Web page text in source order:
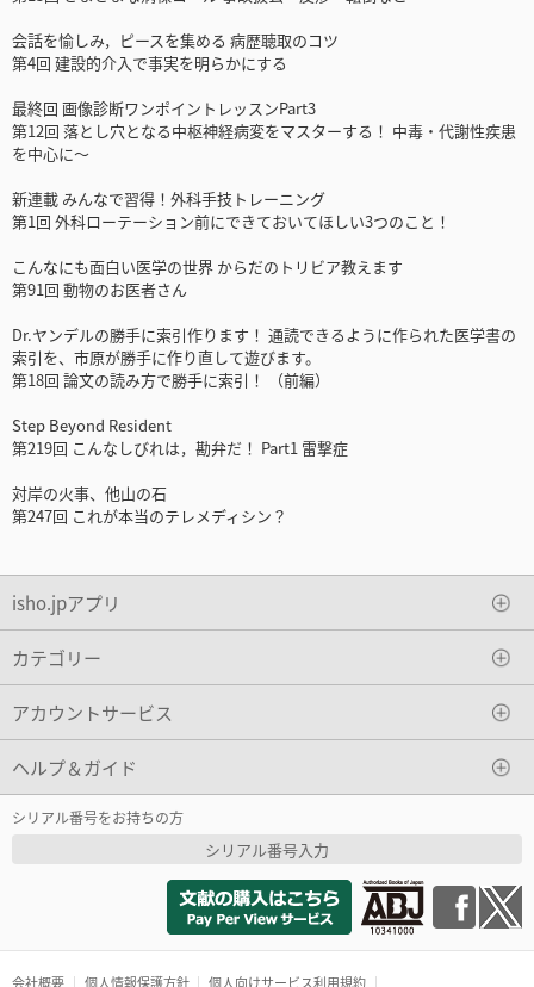
会話を愉しみ，ピースを集める 病歴聴取のコツ
第4回 建設的介入で事実を明らかにする
最終回 画像診断ワンポイントレッスンPart3
第12回 落とし穴となる中枢神経病変をマスターする！ 中毒・代謝性疾患
を中心に～
新連載 みんなで習得！外科手技トレーニング
第1回 外科ローテーション前にできておいてほしい3つのこと！
こんなにも面白い医学の世界 からだのトリビア教えます
第91回 動物のお医者さん
Dr.ヤンデルの勝手に索引作ります！ 通読できるように作られた医学書の
索引を、市原が勝手に作り直して遊びます。
第18回 論文の読み方で勝手に索引！ （前編）
Step Beyond Resident
第219回 こんなしびれは，勘弁だ！ Part1 雷撃症
対岸の火事、他山の石
第247回 これが本当のテレメディシン？
isho.jpアプリ
カテゴリー
アカウントサービス
ヘルプ＆ガイド
シリアル番号をお持ちの方
シリアル番号入力
会社概要 個人情報保護方針 個人向けサービス利用規約